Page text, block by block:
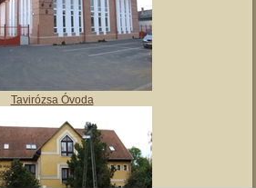
Tulipán Bölcsőde